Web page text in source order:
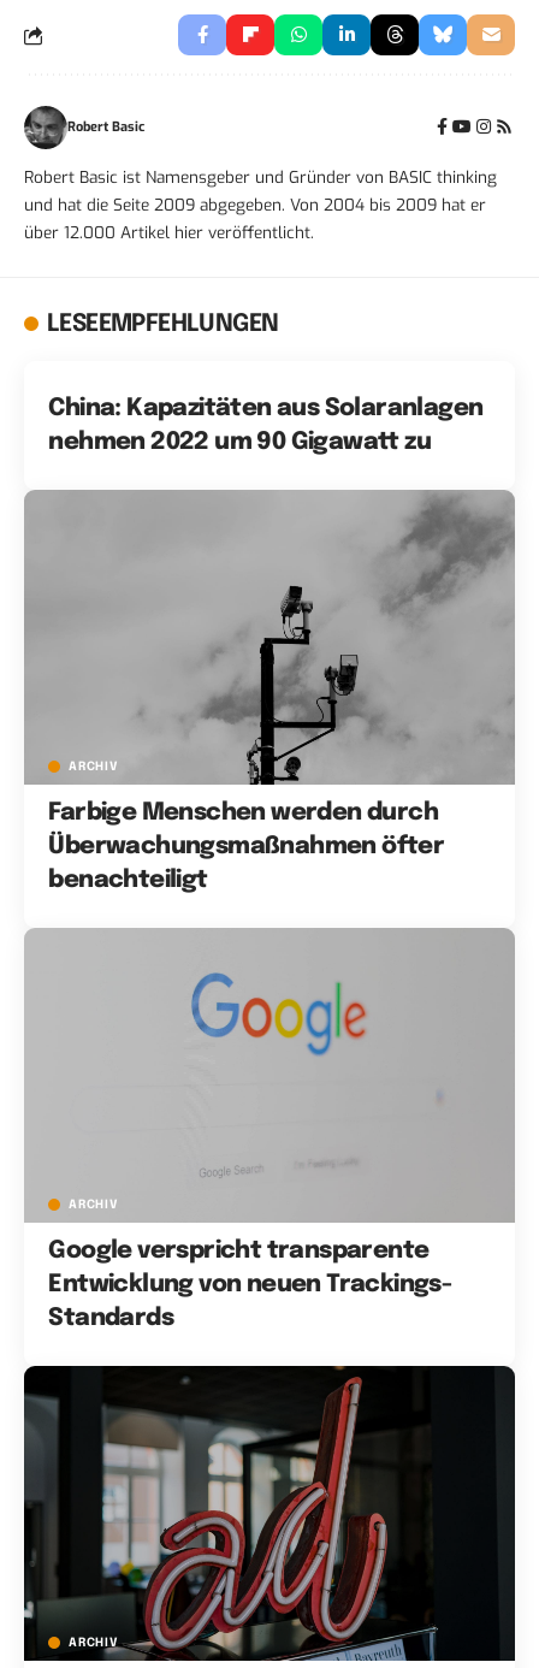
Robert Basic
Robert Basic ist Namensgeber und Gründer von BASIC thinking
und hat die Seite 2009 abgegeben. Von 2004 bis 2009 hat er
über 12.000 Artikel hier veröffentlicht.
LESEEMPFEHLUNGEN
China: Kapazitäten aus Solaranlagen
nehmen 2022 um 90 Gigawatt zu
ARCHIV
Farbige Menschen werden durch
Überwachungsmaßnahmen öfter
benachteiligt
ARCHIV
Google verspricht transparente
Entwicklung von neuen Trackings-
Standards
ARCHIV